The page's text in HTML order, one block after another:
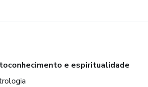
e espiritualidade